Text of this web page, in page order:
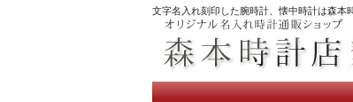
文字名入れ刻印した腕時計、懐中時計は森本